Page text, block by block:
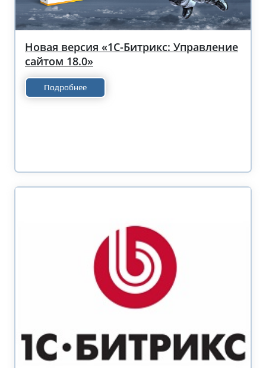
Новая версия «1С-Битрикс: Управление
сайтом 18.0»
Подробнее